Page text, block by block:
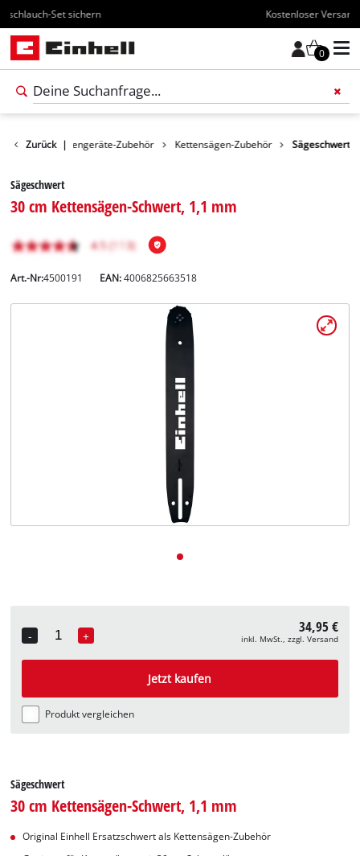
0
Zurück |
Gartengeräte-Zubehör Kettensägen-Zubehör Sägeschwert
Sägeschwert
30 cm Kettensägen-Schwert, 1,1 mm
Art.-Nr:4500191 EAN:4006825663518
-
Quantity
+ 34,95 €
inkl. MwSt., zzgl. Versand
Jetzt kaufen
Produkt vergleichen
Sägeschwert
30 cm Kettensägen-Schwert, 1,1 mm
Original Einhell Ersatzschwert als Kettensägen-Zubehör